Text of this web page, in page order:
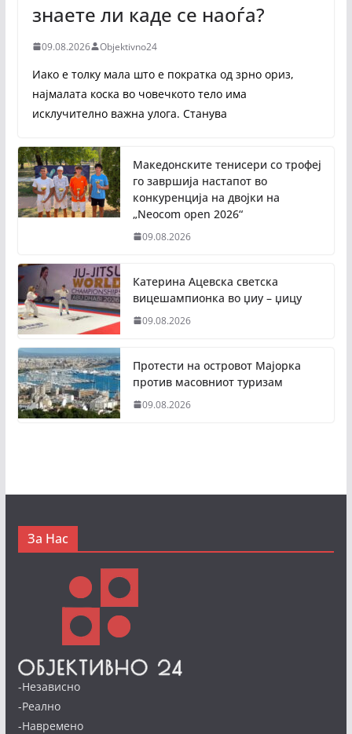
знаете ли каде се наоѓа?
09.08.2026 Objektivno24
Иако е толку мала што е пократка од зрно ориз,
најмалата коска во човечкото тело има
исклучително важна улога. Станува
Македонските тенисери со трофеј
го завршија настапот во
конкуренција на двојки на
„Neocom open 2026“
09.08.2026
Катерина Ацевска светска
вицешампионка во џиу – џицу
09.08.2026
Протести на островот Мајорка
против масовниот туризам
09.08.2026
За Нас
-Независно
-Реално
-Навремено